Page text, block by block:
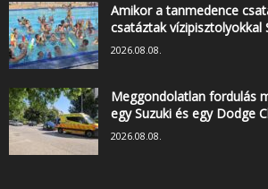
Amikor a tanmedence
csatáztak vízipisztolyokkal
2026.08.08.
Meggondolatlan fordulás
egy Suzuki és egy Dodge
2026.08.08.